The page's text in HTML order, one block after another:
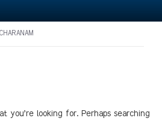
you’re looking for. Perhaps searching